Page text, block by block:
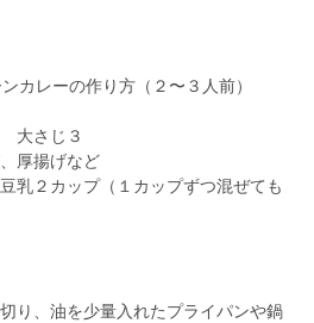
カレーの作り方（２〜３人前）
大さじ３
厚揚げなど
乳２カップ（１カップずつ混ぜても
り、油を少量入れたプライパンや鍋